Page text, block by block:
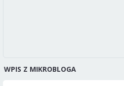
WPIS Z MIKROBLOGA